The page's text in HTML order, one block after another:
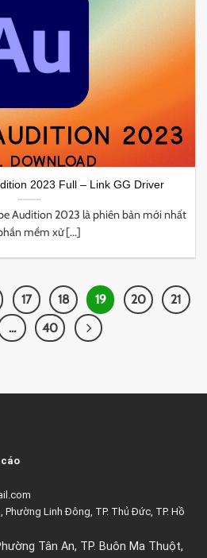
2023 Full – Link GG Driver
Audition 2023 là phiên bản mới nhất
mềm xử [...]
17 18 19 20
21
… 40
Phường Linh Đông, TP. Thủ Đức, TP. Hồ
Tân An, TP. Buôn Ma Thuột,